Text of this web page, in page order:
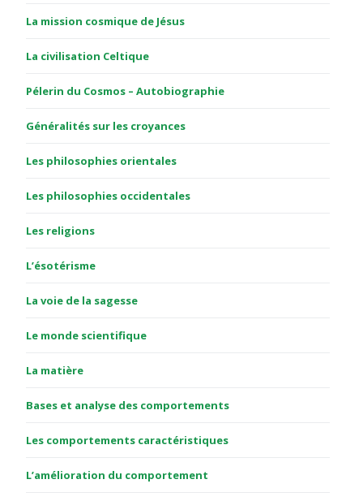
La mission cosmique de Jésus
La civilisation Celtique
Pélerin du Cosmos – Autobiographie
Généralités sur les croyances
Les philosophies orientales
Les philosophies occidentales
Les religions
L’ésotérisme
La voie de la sagesse
Le monde scientifique
La matière
Bases et analyse des comportements
Les comportements caractéristiques
L’amélioration du comportement